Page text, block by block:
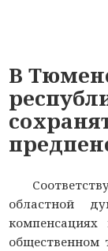
В
областной
общественном